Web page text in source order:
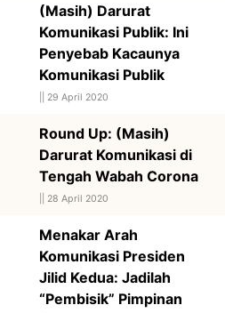
(Masih) Darurat
Komunikasi Publik: Ini
Penyebab Kacaunya
Komunikasi Publik
29 April 2020
Round Up: (Masih)
Darurat Komunikasi di
Tengah Wabah Corona
28 April 2020
Menakar Arah
Komunikasi Presiden
Jilid Kedua: Jadilah
“Pembisik” Pimpinan